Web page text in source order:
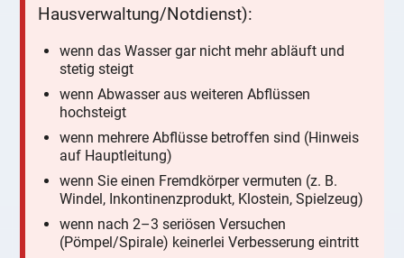
Hausverwaltung/Notdienst):
wenn das Wasser gar nicht mehr abläuft und
stetig steigt
wenn Abwasser aus weiteren Abflüssen
hochsteigt
wenn mehrere Abflüsse betroffen sind (Hinweis
auf Hauptleitung)
wenn Sie einen Fremdkörper vermuten (z. B.
Windel, Inkontinenzprodukt, Klostein, Spielzeug)
wenn nach 2–3 seriösen Versuchen
(Pömpel/Spirale) keinerlei Verbesserung eintritt